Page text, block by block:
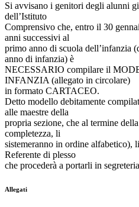
Si avvisano i genitori degli alunni
dell’Istituto
Comprensivo che, entro il 30
anni successivi al
primo anno di scuola dell’infanzia
anno di infanzia) è
NECESSARIO compilare il
INFANZIA (allegato in circolare)
in formato CARTACEO.
Detto modello debitamente
alle maestre della
propria sezione, che al termine
completezza, li
sistemeranno in ordine alfabetico),
Referente di plesso
che procederà a portarli in
Allegati